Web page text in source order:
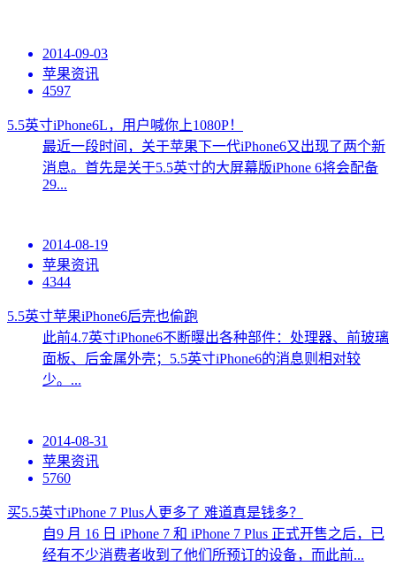
2014-09-03
苹果资讯
4597
5.5英寸iPhone6L，用户喊你上1080P！
最近一段时间，关于苹果下一代iPhone6又出现了两个新
消息。首先是关于5.5英寸的大屏幕版iPhone 6将会配备
29...
2014-08-19
苹果资讯
4344
5.5英寸苹果iPhone6后壳也偷跑
此前4.7英寸iPhone6不断曝出各种部件：处理器、前玻璃
面板、后金属外壳；5.5英寸iPhone6的消息则相对较
少。...
2014-08-31
苹果资讯
5760
买5.5英寸iPhone 7 Plus人更多了 难道真是钱多？
自9 月 16 日 iPhone 7 和 iPhone 7 Plus 正式开售之后，已
经有不少消费者收到了他们所预订的设备，而此前...